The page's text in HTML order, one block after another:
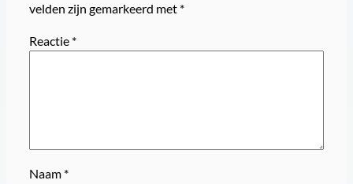
velden zijn gemarkeerd met *
Reactie *
Naam *